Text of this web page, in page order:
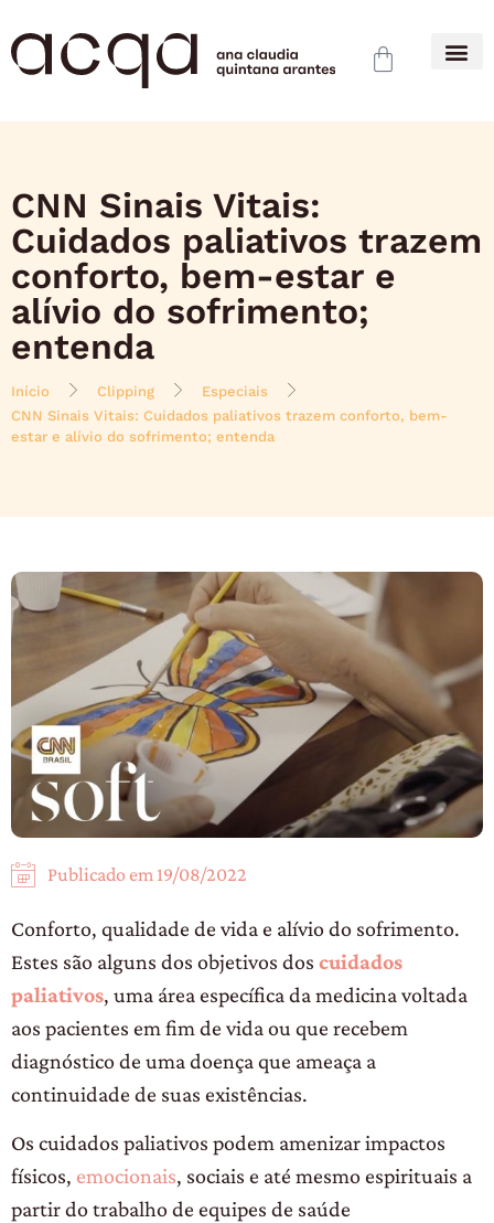
CNN Sinais Vitais:
Cuidados paliativos trazem
conforto, bem-estar e
alívio do sofrimento;
entenda
Início Clipping
Especiais
CNN Sinais Vitais: Cuidados paliativos trazem conforto, bem-
estar e alívio do sofrimento; entenda
Publicado em 19/08/2022
Conforto, qualidade de vida e alívio do sofrimento.
Estes são alguns dos objetivos dos cuidados
paliativos, uma área específica da medicina voltada
aos pacientes em fim de vida ou que recebem
diagnóstico de uma doença que ameaça a
continuidade de suas existências.
Os cuidados paliativos podem amenizar impactos
físicos, emocionais, sociais e até mesmo espirituais a
partir do trabalho de equipes de saúde